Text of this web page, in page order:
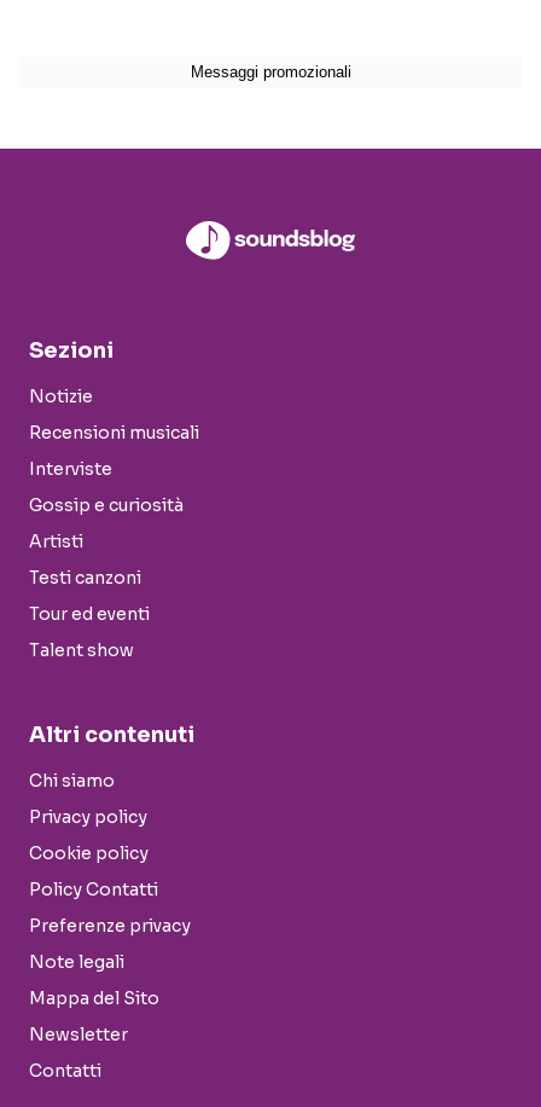
Sezioni
Notizie
Recensioni musicali
Interviste
Gossip e curiosità
Artisti
Testi canzoni
Tour ed eventi
Talent show
Altri contenuti
Chi siamo
Privacy policy
Cookie policy
Policy Contatti
Preferenze privacy
Note legali
Mappa del Sito
Newsletter
Contatti